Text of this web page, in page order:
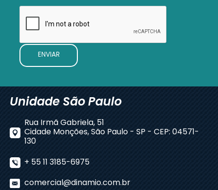
Unidade São Paulo
Rua Irmã Gabriela, 51
Cidade Monções, São Paulo - SP - CEP: 04571-
130
+ 55 11 3185-6975
comercial@dinamio.com.br